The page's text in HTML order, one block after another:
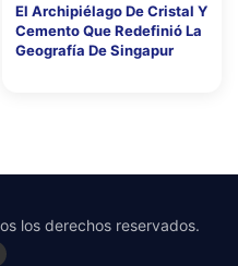
El Archipiélago De Cristal Y
Cemento Que Redefinió La
Geografía De Singapur
los derechos reservados.